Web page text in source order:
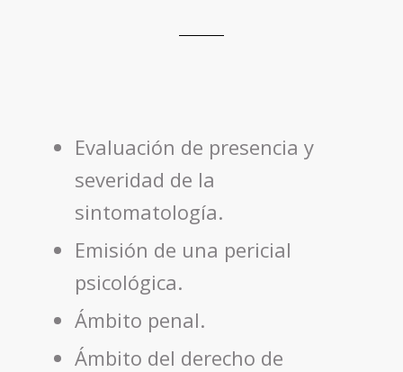
Evaluación de presencia y
severidad de la
sintomatología.
Emisión de una pericial
psicológica.
Ámbito penal.
Ámbito del derecho de